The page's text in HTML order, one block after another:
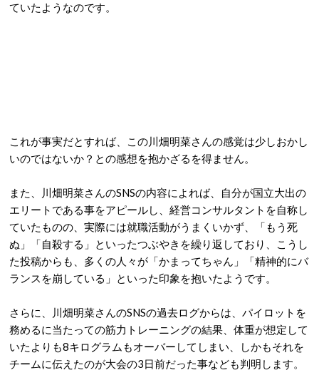
ていたようなのです。
これが事実だとすれば、この川畑明菜さんの感覚は少しおかし
いのではないか？との感想を抱かざるを得ません。
また、川畑明菜さんのSNSの内容によれば、自分が国立大出の
エリートである事をアピールし、経営コンサルタントを自称し
ていたものの、実際には就職活動がうまくいかず、「もう死
ぬ」「自殺する」といったつぶやきを繰り返しており、こうし
た投稿からも、多くの人々が「かまってちゃん」「精神的にバ
ランスを崩している」といった印象を抱いたようです。
さらに、川畑明菜さんのSNSの過去ログからは、パイロットを
務めるに当たっての筋力トレーニングの結果、体重が想定して
いたよりも8キログラムもオーバーしてしまい、しかもそれを
チームに伝えたのが大会の3日前だった事なども判明します。